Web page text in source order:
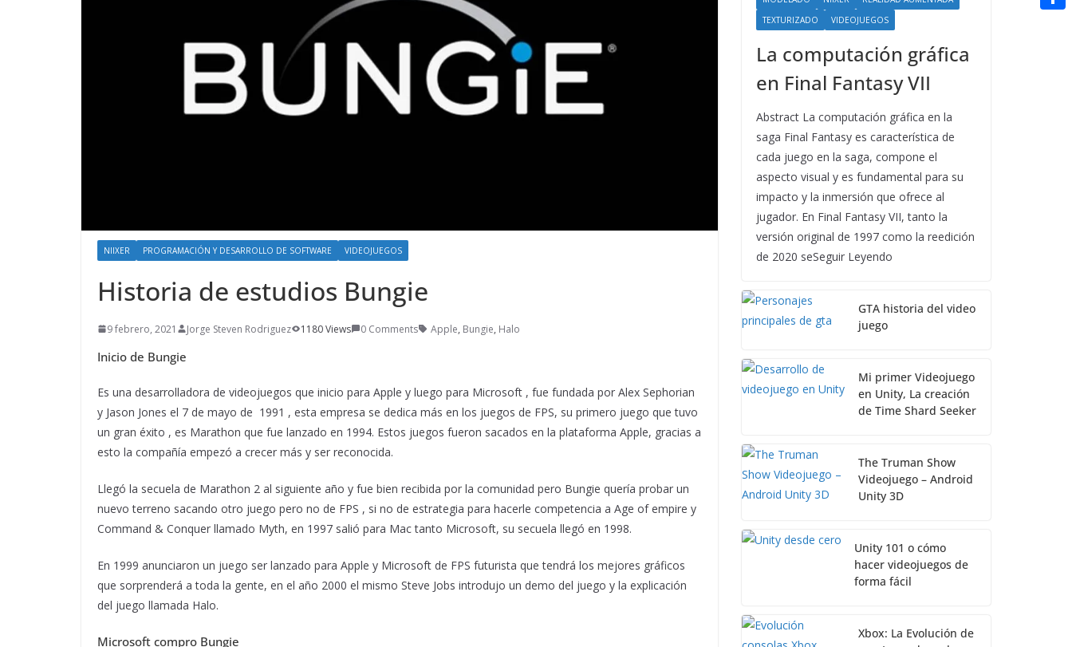
NIIXER PROGRAMACIÓN Y DESARROLLO DE SOFTWARE VIDEOJUEGOS
Historia de estudios Bungie
9 febrero, 2021 Jorge Steven Rodriguez 1180 Views 0 Comments Apple, Bungie, Halo
Inicio de Bungie
Es una desarrolladora de videojuegos que inicio para Apple y luego para Microsoft , fue fundada por Alex Sephorian
y Jason Jones el 7 de mayo de 1991 , esta empresa se dedica más en los juegos de FPS, su primero juego que tuvo
un gran éxito , es Marathon que fue lanzado en 1994. Estos juegos fueron sacados en la plataforma Apple, gracias a
esto la compañía empezó a crecer más y ser reconocida.
Llegó la secuela de Marathon 2 al siguiente año y fue bien recibida por la comunidad pero Bungie quería probar un
nuevo terreno sacando otro juego pero no de FPS , si no de estrategia para hacerle competencia a Age of empire y
Command & Conquer llamado Myth, en 1997 salió para Mac tanto Microsoft, su secuela llegó en 1998.
En 1999 anunciaron un juego ser lanzado para Apple y Microsoft de FPS futurista que tendrá los mejores gráficos
que sorprenderá a toda la gente, en el año 2000 el mismo Steve Jobs introdujo un demo del juego y la explicación
del juego llamada Halo.
Microsoft compro Bungie
TEXTURIZADO
VIDEOJUEGOS
La computación gráfica
en Final Fantasy VII
Abstract La computación gráfica en la
saga Final Fantasy es característica de
cada juego en la saga, compone el
aspecto visual y es fundamental para su
impacto y la inmersión que ofrece al
jugador. En Final Fantasy VII, tanto la
versión original de 1997 como la reedición
de 2020 seSeguir Leyendo
GTA historia del video
juego
Mi primer Videojuego
en Unity, La creación
de Time Shard Seeker
The Truman Show
Videojuego – Android
Unity 3D
Unity 101 o cómo
hacer videojuegos de
forma fácil
Xbox: La Evolución de
n
a